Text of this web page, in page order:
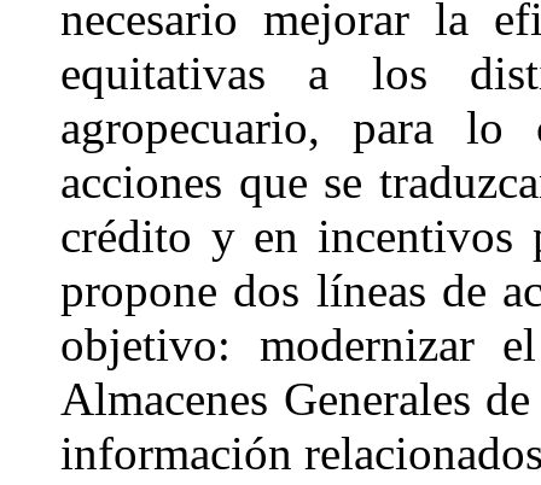
necesario mejorar la
equitativas a los
agropecuario, para lo
acciones que se
crédito y en incentivos
propone dos líneas de
objetivo: modernizar
Almacenes Generales
información